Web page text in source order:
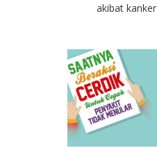
akibat kanker